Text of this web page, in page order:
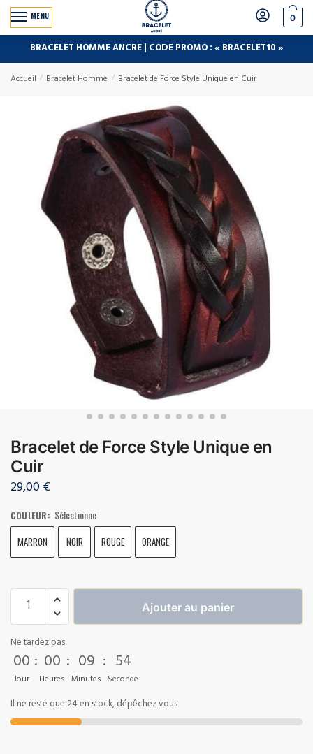
MENU 0
BRACELET HOMME ANCRE | CODE PROMO : « BRACELET10 »
Accueil / Bracelet Homme / Bracelet de Force Style Unique en Cuir
Bracelet de Force Style Unique en
Cuir
29,00€
COULEUR: Sélectionne
MARRON NOIR ROUGE ORANGE
Ajouter au panier
Ne tardez pas
00
Jour
: 00
Heures
: 09
Minutes
: 53
Seconde
Il ne reste que 24 en stock, dépêchez vous